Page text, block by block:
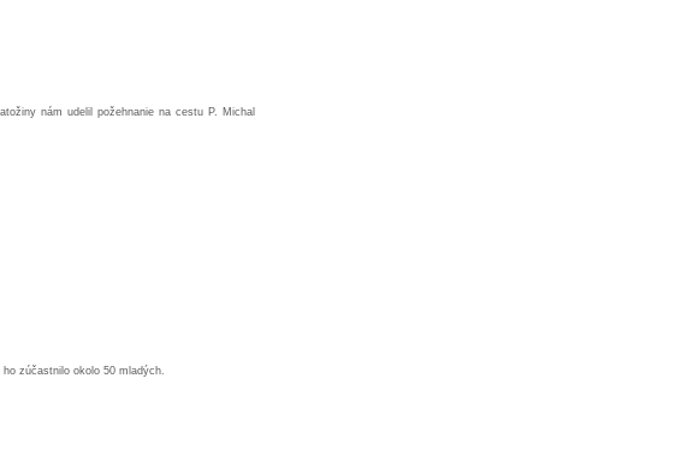
nám udelil požehnanie na cestu P. Michal
zúčastnilo okolo 50 mladých.